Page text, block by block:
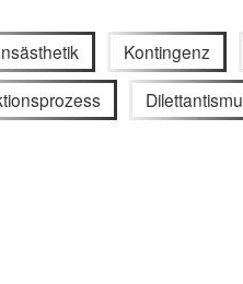
Kontingenz